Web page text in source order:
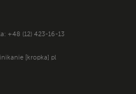
+48 (12) 423-16-13
[kropka] pl